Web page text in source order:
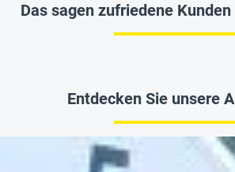
Das sagen zufriedene
Entdecken Sie unsere